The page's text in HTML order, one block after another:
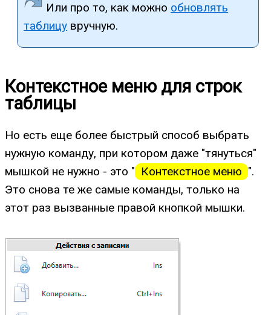
Или про то, как можно обновлять
таблицу вручную.
Контекстное меню для строк
таблицы
Но есть еще более быстрый способ выбрать
нужную команду, при котором даже "тянуться"
мышкой не нужно - это " Контекстное меню ".
Это снова те же самые команды, только на
этот раз вызванные правой кнопкой мышки.